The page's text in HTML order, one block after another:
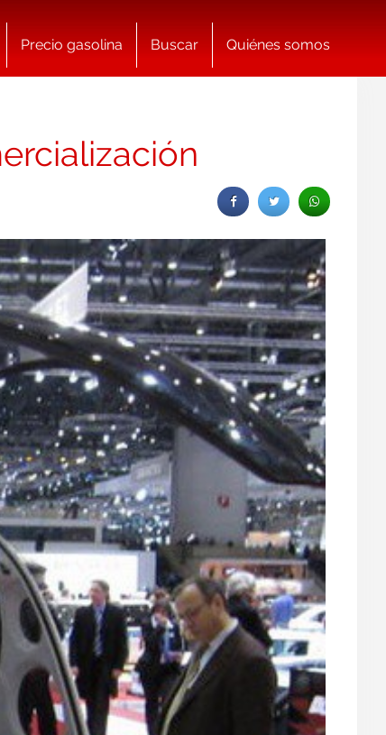
Precio gasolina Buscar Quiénes somos